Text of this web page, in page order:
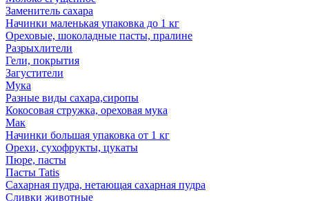
Заменитель сахара
Начинки маленькая упаковка до 1 кг
Ореховые, шоколадные пасты, пралине
Разрыхлители
Гели, покрытия
Загустители
Мука
Разные виды сахара,сиропы
Кокосовая стружка, ореховая мука
Мак
Начинки большая упаковка от 1 кг
Орехи, сухофрукты, цукаты
Пюре, пасты
Пасты Tatis
Сахарная пудра, нетающая сахарная пудра
Сливки животные